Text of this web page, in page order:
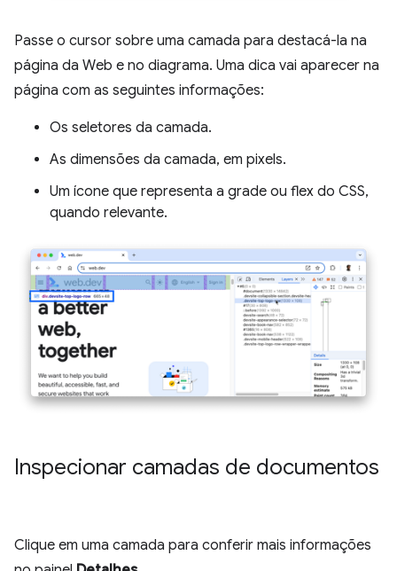
Passe o cursor sobre uma camada para destacá-la na
página da Web e no diagrama. Uma dica vai aparecer na
página com as seguintes informações:
Os seletores da camada.
As dimensões da camada, em pixels.
Um ícone que representa a grade ou flex do CSS,
quando relevante.
Inspecionar camadas de documentos
Clique em uma camada para conferir mais informações